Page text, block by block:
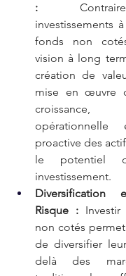
:
investissements
fonds non
vision à long
création de
mise en œuvre
croissance,
proactive des
le potentiel
investissement.
Risque : Investir
non cotés
de diversifier
delà des